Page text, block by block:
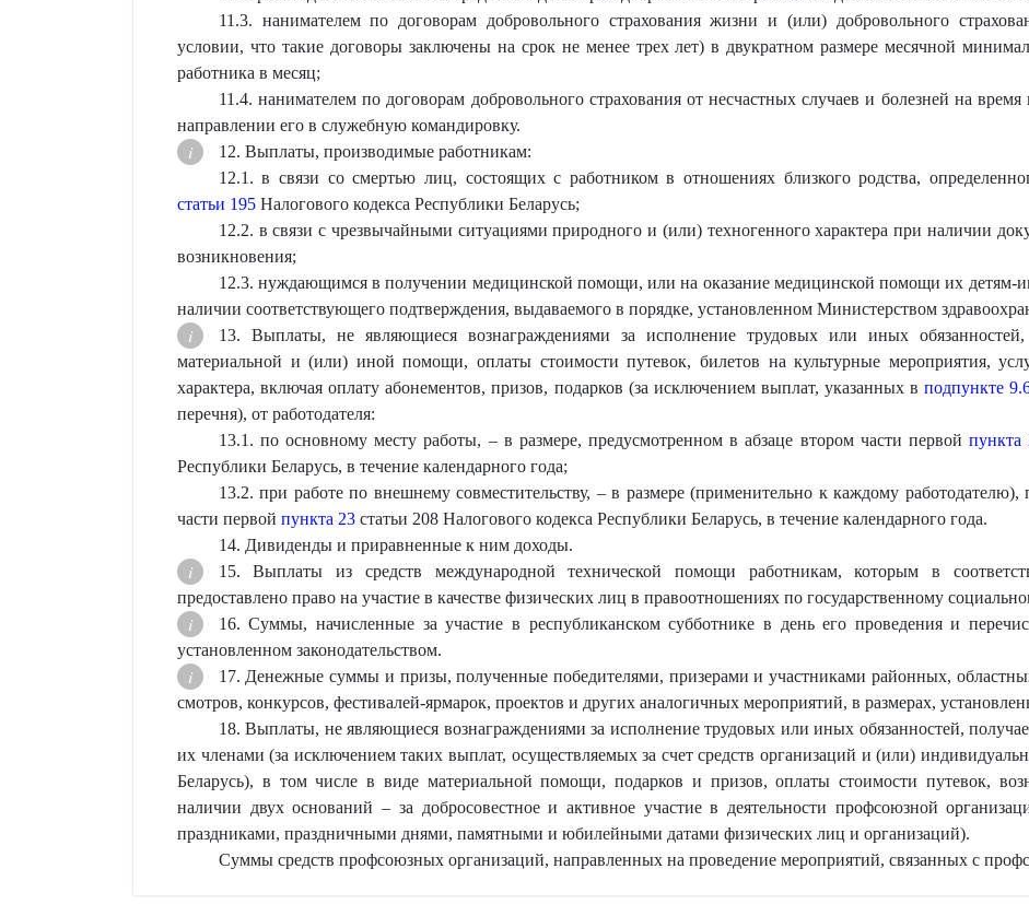
11.3. нанимателем по договорам добровольного страхования жизни и (или) добровольного
условии, что такие договоры заключены на срок не менее трех лет) в двукратном размере месячной
работника в месяц;
11.4. нанимателем по договорам добровольного страхования от несчастных случаев и болезней на
направлении его в служебную командировку.
12. Выплаты, производимые работникам:
12.1. в связи со смертью лиц, состоящих с работником в отношениях близкого родства,
статьи 195 Налогового кодекса Республики Беларусь;
12.2. в связи с чрезвычайными ситуациями природного и (или) техногенного характера при наличии
возникновения;
12.3. нуждающимся в получении медицинской помощи, или на оказание медицинской помощи их детям-
наличии соответствующего подтверждения, выдаваемого в порядке, установленном Министерством
13. Выплаты, не являющиеся вознаграждениями за исполнение трудовых или иных
материальной и (или) иной помощи, оплаты стоимости путевок, билетов на культурные мероприятия,
характера, включая оплату абонементов, призов, подарков (за исключением выплат, указанных вподпункте
перечня), от работодателя:
13.1. по основному месту работы, – в размере, предусмотренном в абзаце втором части первойпункта
Республики Беларусь, в течение календарного года;
13.2. при работе по внешнему совместительству, – в размере (применительно к каждому работодателю),
части первой пункта 23 статьи 208 Налогового кодекса Республики Беларусь, в течение календарного года.
14. Дивиденды и приравненные к ним доходы.
15. Выплаты из средств международной технической помощи работникам, которым в
предоставлено право на участие в качестве физических лиц в правоотношениях по государственному
16. Суммы, начисленные за участие в республиканском субботнике в день его проведения и
установленном законодательством.
17. Денежные суммы и призы, полученные победителями, призерами и участниками районных,
смотров, конкурсов, фестивалей-ярмарок, проектов и других аналогичных мероприятий, в размерах,
18. Выплаты, не являющиеся вознаграждениями за исполнение трудовых или иных обязанностей,
их членами (за исключением таких выплат, осуществляемых за счет средств организаций и (или)
Беларусь), в том числе в виде материальной помощи, подарков и призов, оплаты стоимости путевок,
наличии двух оснований – за добросовестное и активное участие в деятельности профсоюзной
праздниками, праздничными днями, памятными и юбилейными датами физических лиц и организаций).
Суммы средств профсоюзных организаций, направленных на проведение мероприятий, связанных с